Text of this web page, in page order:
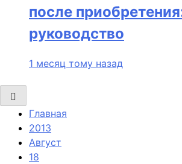
после
руководство
1 месяц тому назад
Главная
2013
Август
18